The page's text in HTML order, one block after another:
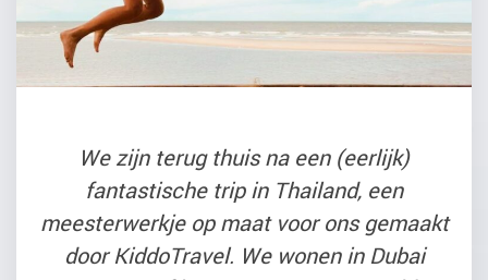
We zijn terug thuis na een (eerlijk)
fantastische trip in Thailand, een
meesterwerkje op maat voor ons gemaakt
door KiddoTravel. We wonen in Dubai